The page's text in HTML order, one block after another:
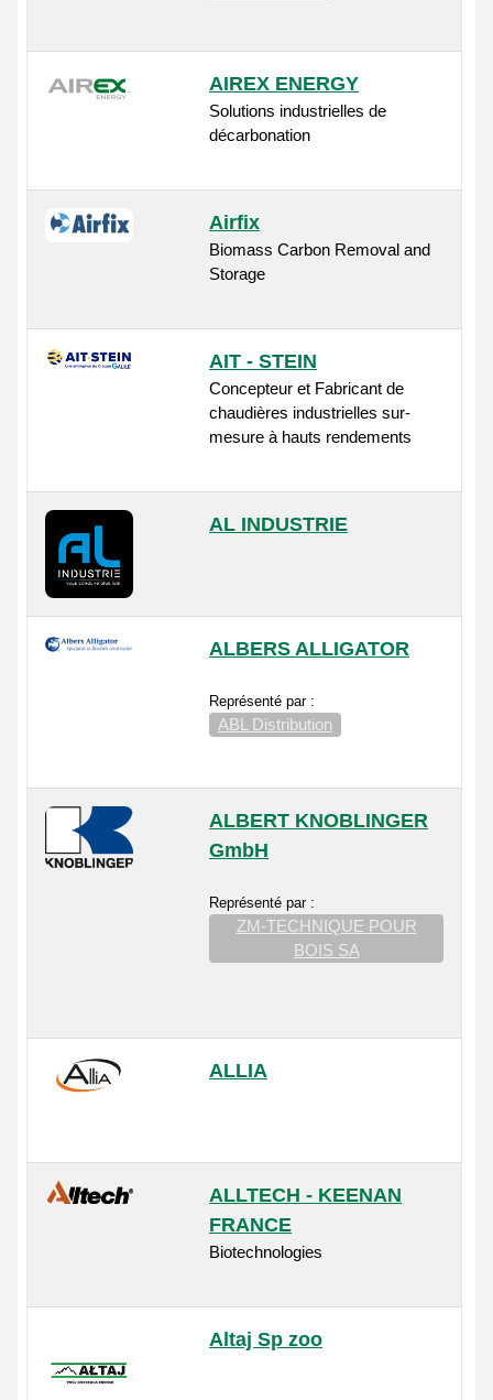
AIREX ENERGY
Solutions industrielles de
décarbonation
Airfix
Biomass Carbon Removal and
Storage
AIT - STEIN
Concepteur et Fabricant de
chaudières industrielles sur-
mesure à hauts rendements
AL INDUSTRIE
ALBERS ALLIGATOR
Représenté par :
ABL Distribution
ALBERT KNOBLINGER
GmbH
Représenté par :
ZM-TECHNIQUE POUR
BOIS SA
ALLIA
ALLTECH - KEENAN
FRANCE
Biotechnologies
Altaj Sp zoo